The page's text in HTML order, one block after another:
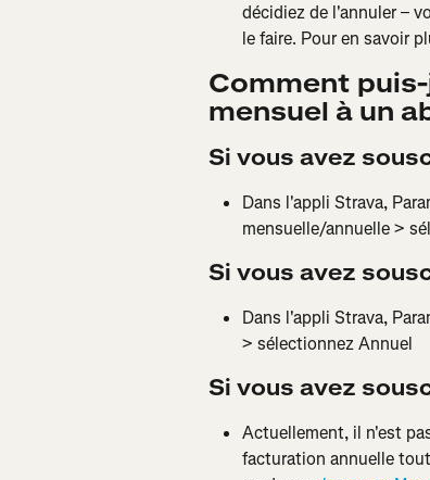
décidiez de l'annuler –
le faire. Pour en savoir
Comment
mensuel à un
Si vous avez
Dans l'appli Strava,
mensuelle/annuelle >
Si vous avez
Dans l'appli Strava,
> sélectionnez Annuel
Si vous avez
Actuellement, il n'est
facturation annuelle